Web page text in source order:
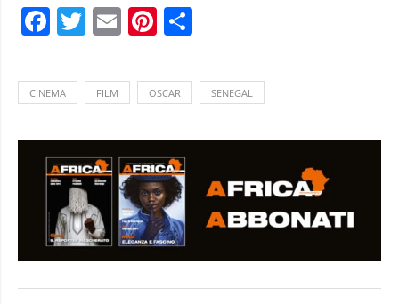
Facebook
Twitter
EmailPinterest
CINEMA FILM OSCAR SENEGAL